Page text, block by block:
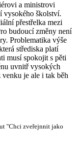
a ministrovi
vysokého školství.
přestřelka mezi
budoucí změny není
Problematika výše
střediska platí
musí spokojit s pěti
uvnitř vysokých
je ale i tak běh
"Chci zveřejnnit jako